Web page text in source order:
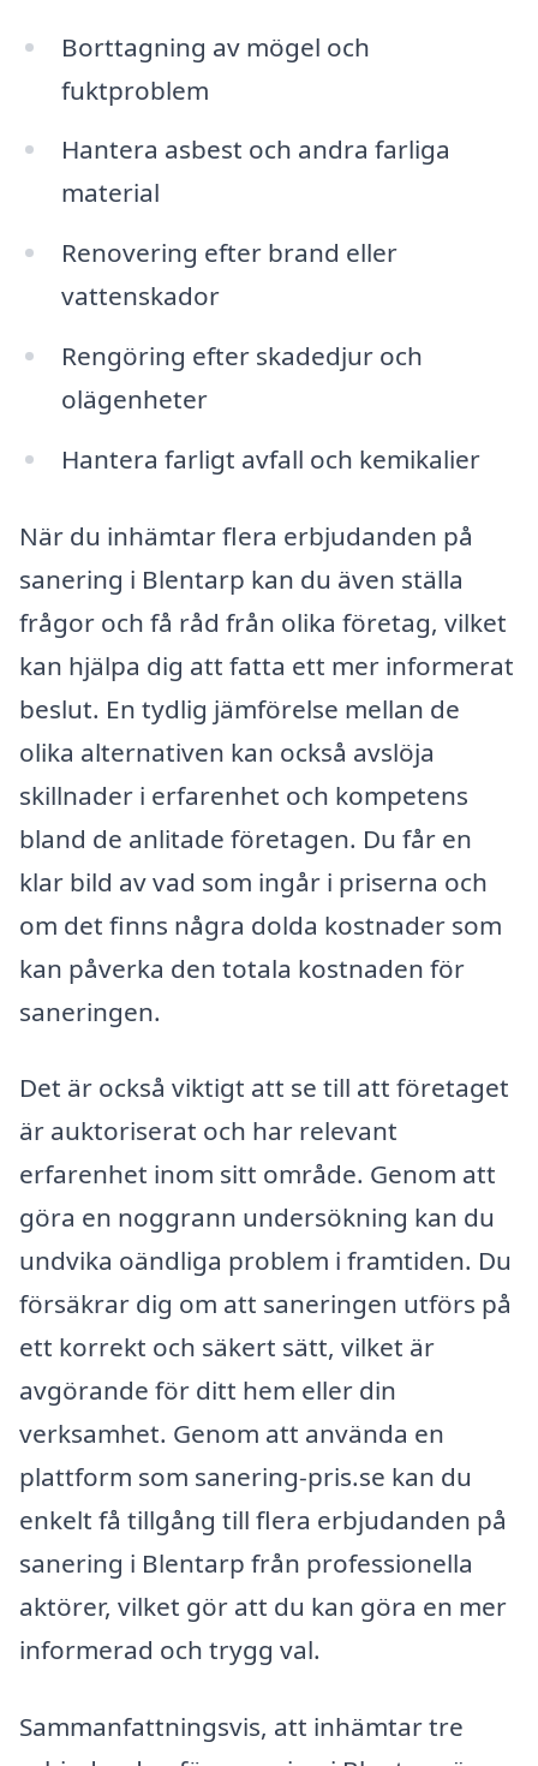
Borttagning av mögel och
fuktproblem
Hantera asbest och andra farliga
material
Renovering efter brand eller
vattenskador
Rengöring efter skadedjur och
olägenheter
Hantera farligt avfall och kemikalier
När du inhämtar flera erbjudanden på
sanering i Blentarp kan du även ställa
frågor och få råd från olika företag, vilket
kan hjälpa dig att fatta ett mer informerat
beslut. En tydlig jämförelse mellan de
olika alternativen kan också avslöja
skillnader i erfarenhet och kompetens
bland de anlitade företagen. Du får en
klar bild av vad som ingår i priserna och
om det finns några dolda kostnader som
kan påverka den totala kostnaden för
saneringen.
Det är också viktigt att se till att företaget
är auktoriserat och har relevant
erfarenhet inom sitt område. Genom att
göra en noggrann undersökning kan du
undvika oändliga problem i framtiden. Du
försäkrar dig om att saneringen utförs på
ett korrekt och säkert sätt, vilket är
avgörande för ditt hem eller din
verksamhet. Genom att använda en
plattform som sanering-pris.se kan du
enkelt få tillgång till flera erbjudanden på
sanering i Blentarp från professionella
aktörer, vilket gör att du kan göra en mer
informerad och trygg val.
Sammanfattningsvis, att inhämtar tre